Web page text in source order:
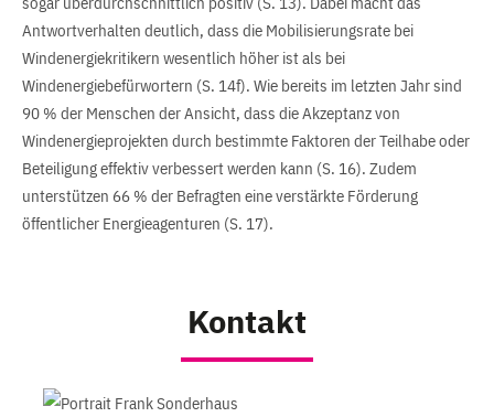
Antwortverhalten deutlich, dass die Mobilisierungsrate bei
Windenergiekritikern wesentlich höher ist als bei
Windenergiebefürwortern (S. 14f). Wie bereits im letzten Jahr sind
90 % der Menschen der Ansicht, dass die Akzeptanz von
Windenergieprojekten durch bestimmte Faktoren der Teilhabe oder
Beteiligung effektiv verbessert werden kann (S. 16). Zudem
unterstützen 66 % der Befragten eine verstärkte Förderung
öffentlicher Energieagenturen (S. 17).
Kontakt